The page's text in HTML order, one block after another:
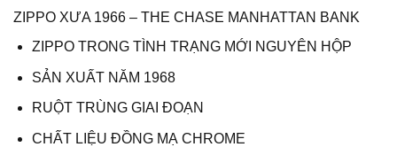
ZIPPO XƯA 1966 – THE CHASE MANHATTAN BANK
ZIPPO TRONG TÌNH TRẠNG MỚI NGUYÊN HỘP
SẢN XUẤT NĂM 1968
RUỘT TRÙNG GIAI ĐOẠN
CHẤT LIỆU ĐỒNG MẠ CHROME